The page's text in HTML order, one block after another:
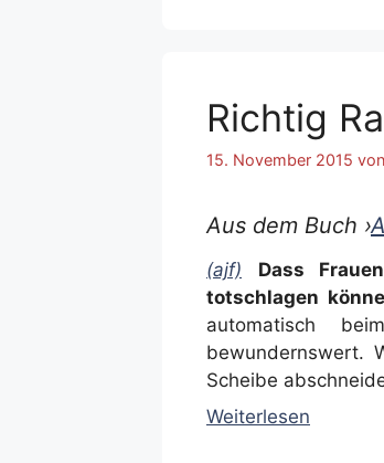
Richtig
15. November 2015 von
Aus dem Buch ›
(ajf)
Dass
totschlagen
automatisch
bewundernswert.
Scheibe
Weiterlesen